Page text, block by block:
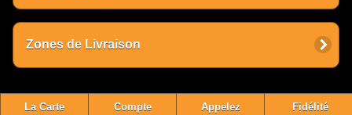
Zones de Livraison
La Carte Compte Appelez Fidélité